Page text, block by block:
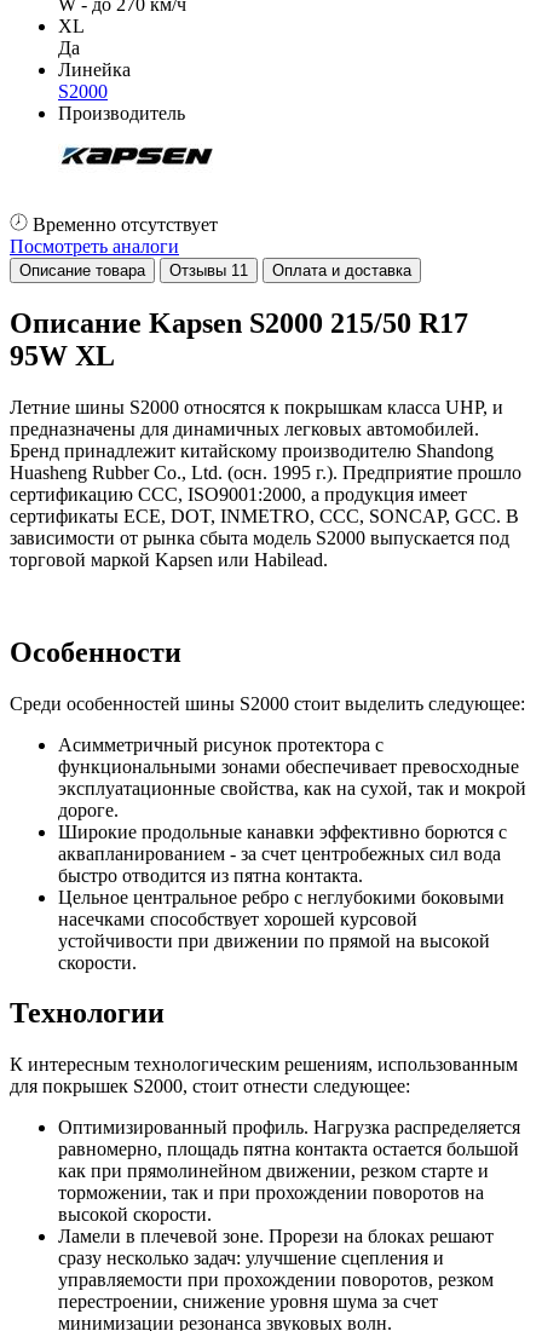
XL
Да
Линейка
S2000
Производитель
Временно отсутствует
Посмотреть аналоги
Описание товара Отзывы 11 Оплата и доставка
Описание Kapsen S2000 215/50 R17
95W XL
Летние шины S2000 относятся к покрышкам класса UHP, и
предназначены для динамичных легковых автомобилей.
Бренд принадлежит китайскому производителю Shandong
Huasheng Rubber Co., Ltd. (осн. 1995 г.). Предприятие прошло
сертификацию CCC, ISO9001:2000, а продукция имеет
сертификаты ECE, DOT, INMETRO, CCC, SONCAP, GCC. В
зависимости от рынка сбыта модель S2000 выпускается под
торговой маркой Kapsen или Habilead.
Особенности
Среди особенностей шины S2000 стоит выделить следующее:
Асимметричный рисунок протектора с
функциональными зонами обеспечивает превосходные
эксплуатационные свойства, как на сухой, так и мокрой
дороге.
Широкие продольные канавки эффективно борются с
аквапланированием - за счет центробежных сил вода
быстро отводится из пятна контакта.
Цельное центральное ребро с неглубокими боковыми
насечками способствует хорошей курсовой
устойчивости при движении по прямой на высокой
скорости.
Технологии
К интересным технологическим решениям, использованным
для покрышек S2000, стоит отнести следующее:
Оптимизированный профиль. Нагрузка распределяется
равномерно, площадь пятна контакта остается большой
как при прямолинейном движении, резком старте и
торможении, так и при прохождении поворотов на
высокой скорости.
Ламели в плечевой зоне. Прорези на блоках решают
сразу несколько задач: улучшение сцепления и
управляемости при прохождении поворотов, резком
перестроении, снижение уровня шума за счет
минимизации резонанса звуковых волн.